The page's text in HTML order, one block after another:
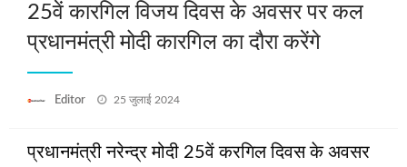
25वें कारगिल विजय दिवस के अवसर पर कल
प्रधानमंत्री मोदी कारगिल का दौरा करेंगे
Editor
Posted
25 जुलाई 2024
प्रधानमंत्री नरेन्‍द्र मोदी 25वें करगिल दिवस के अवसर